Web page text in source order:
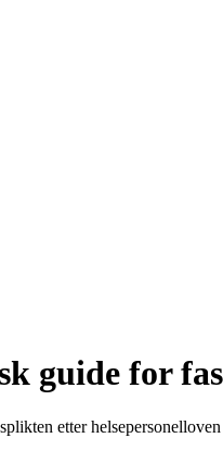
guide for
etter